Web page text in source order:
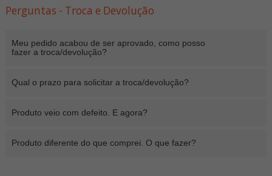
Perguntas - Troca e Devolução
Meu pedido acabou de ser aprovado, como posso
fazer a troca/devolução?
Qual o prazo para solicitar a troca/devolução?
Produto veio com defeito. E agora?
Produto diferente do que comprei. O que fazer?